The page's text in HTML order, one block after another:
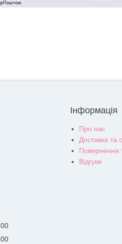
Інформація
Про нас
Доставка та
Повернення
Відгуки